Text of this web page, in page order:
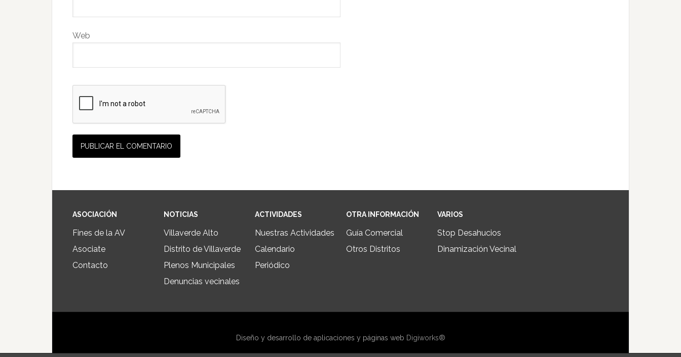
Web
ASOCIACIÓN
Fines de la AV
Asociate
Contacto
NOTICIAS
Villaverde Alto
Distrito de Villaverde
Plenos Municipales
Denuncias vecinales
ACTIVIDADES
Nuestras Actividades
Calendario
Periódico
OTRA INFORMACIÓN
Guía Comercial
Otros Distritos
VARIOS
Stop Desahucios
Dinamización Vecinal
Diseño y desarrollo de aplicaciones y páginas web Digiworks®